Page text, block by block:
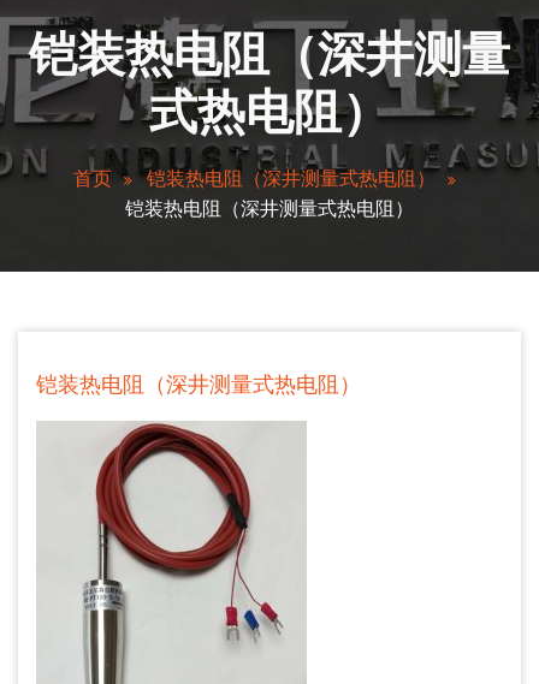
铠装热电阻（深井测量
式热电阻）
首页
铠装热电阻（深井测量式热电阻）
铠装热电阻（深井测量式热电阻）
铠装热电阻（深井测量式热电阻）